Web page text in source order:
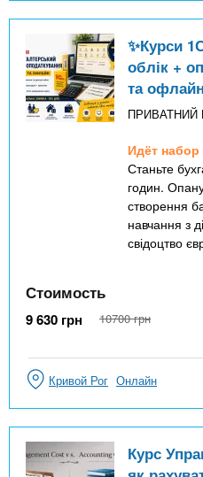
✨Курси
облік +
та офлайн
ПРИВАТНИЙ
Идёт набор
Станьте
годин.
створення
навчання з
свідоцтво
Стоимость
9 630 грн 10700 грн
Кривой Рог Онлайн
Курс